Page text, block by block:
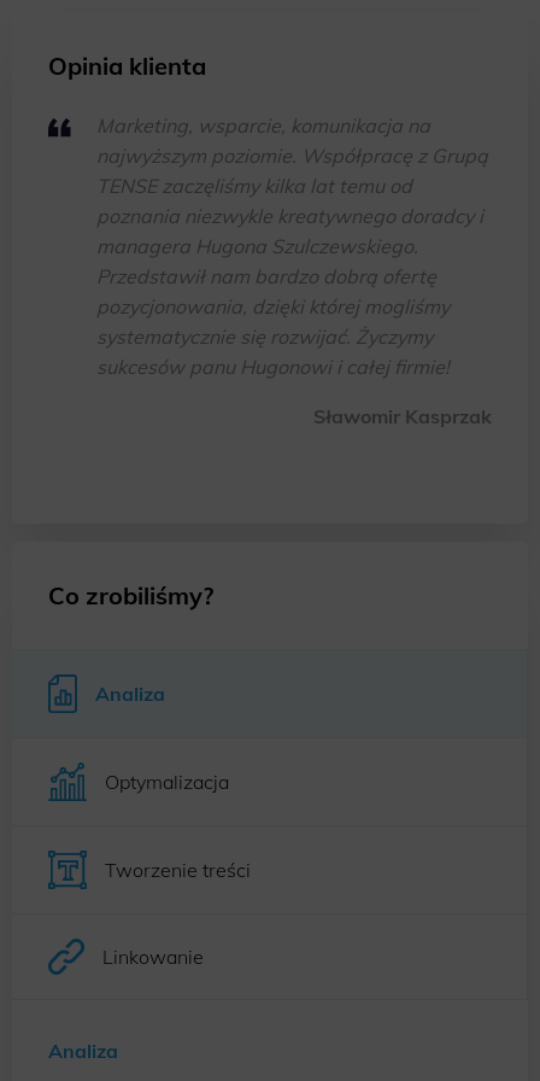
Opinia klienta
Marketing, wsparcie, komunikacja na
najwyższym poziomie. Współpracę z Grupą
TENSE zaczęliśmy kilka lat temu od
poznania niezwykle kreatywnego doradcy i
managera Hugona Szulczewskiego.
Przedstawił nam bardzo dobrą ofertę
pozycjonowania, dzięki której mogliśmy
systematycznie się rozwijać. Życzymy
sukcesów panu Hugonowi i całej firmie!
Sławomir Kasprzak
Co zrobiliśmy?
Analiza
Optymalizacja
Tworzenie treści
Linkowanie
Analiza